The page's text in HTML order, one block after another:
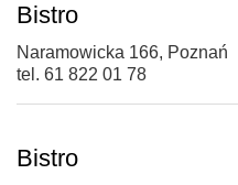
Bistro
Naramowicka 166, Poznań
tel. 61 822 01 78
Bistro